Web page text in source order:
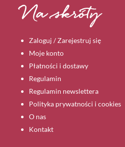
Na skróty
Zaloguj / Zarejestruj się
Moje konto
Płatności i dostawy
Regulamin
Regulamin newslettera
Polityka prywatności i cookies
O nas
Kontakt